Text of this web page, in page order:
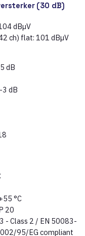
(30 dB)
dBµV
ch) flat: 101 dBµV
dB
dB
°C
20
- Class 2 / EN 50083-
95/EG compliant